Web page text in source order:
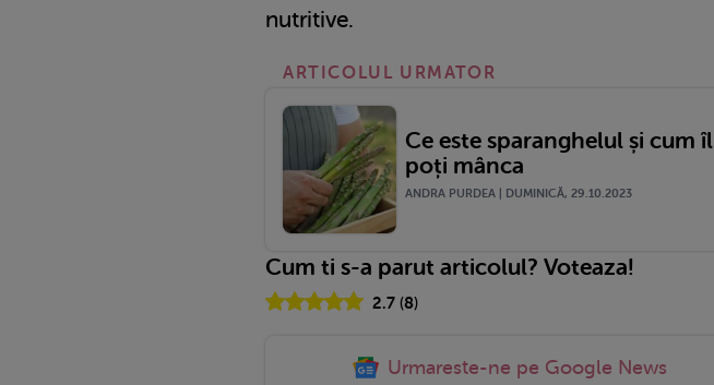
nutritive.
ARTICOLUL URMATOR
Ce este sparanghelul și cum îl
poți mânca
ANDRA PURDEA | DUMINICĂ, 29.10.2023
Cum ti s-a parut articolul? Voteaza!
2.7(8)
Urmareste-ne pe Google News